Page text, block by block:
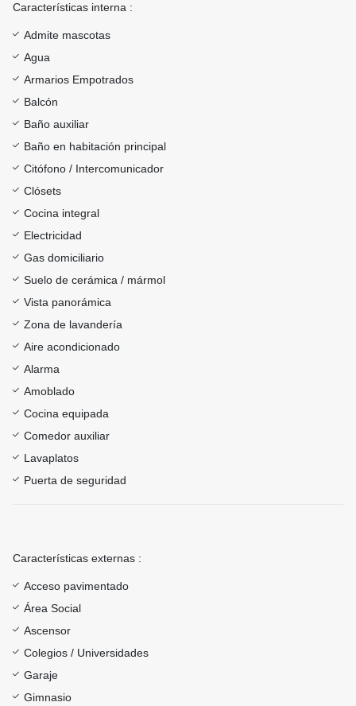
Características interna :
Admite mascotas
Agua
Armarios Empotrados
Balcón
Baño auxiliar
Baño en habitación principal
Citófono / Intercomunicador
Clósets
Cocina integral
Electricidad
Gas domiciliario
Suelo de cerámica / mármol
Vista panorámica
Zona de lavandería
Aire acondicionado
Alarma
Amoblado
Cocina equipada
Comedor auxiliar
Lavaplatos
Puerta de seguridad
Características externas :
Acceso pavimentado
Área Social
Ascensor
Colegios / Universidades
Garaje
Gimnasio